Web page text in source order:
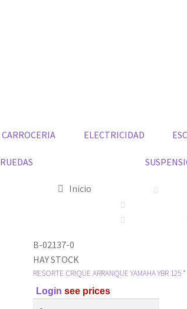
CARROCERIA ELECTRICIDAD
RUEDAS
Inicio
B-02137-0
HAY STOCK
RESORTE CRIQUE ARRANQUE YAMAHA YBR 125 *
Login see prices